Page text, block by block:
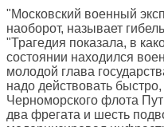
"Московский военный
наоборот, называет
"Трагедия показала, в
состоянии находился
молодой глава
надо действовать
Черноморского флота
два фрегата и шесть